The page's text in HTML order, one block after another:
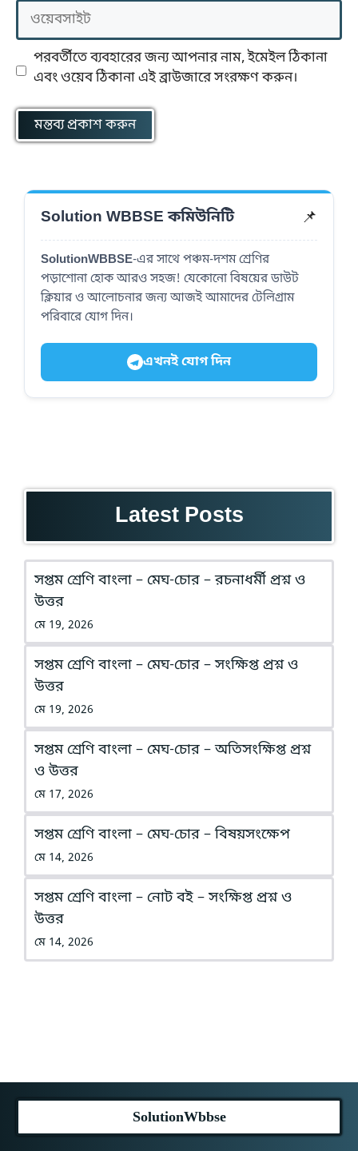
ওয়েবসাইট
পরবর্তীতে ব্যবহারের জন্য আপনার নাম, ইমেইল ঠিকানা
এবং ওয়েব ঠিকানা এই ব্রাউজারে সংরক্ষণ করুন।
Solution WBBSE কমিউনিটি 📌
SolutionWBBSE-এর সাথে পঞ্চম-দশম শ্রেণির
পড়াশোনা হোক আরও সহজ! যেকোনো বিষয়ের ডাউট
ক্লিয়ার ও আলোচনার জন্য আজই আমাদের টেলিগ্রাম
পরিবারে যোগ দিন।
এখনই যোগ দিন
Latest Posts
সপ্তম শ্রেণি বাংলা – মেঘ-চোর – রচনাধর্মী প্রশ্ন ও
উত্তর
মে 19, 2026
সপ্তম শ্রেণি বাংলা – মেঘ-চোর – সংক্ষিপ্ত প্রশ্ন ও
উত্তর
মে 19, 2026
সপ্তম শ্রেণি বাংলা – মেঘ-চোর – অতিসংক্ষিপ্ত প্রশ্ন
ও উত্তর
মে 17, 2026
সপ্তম শ্রেণি বাংলা – মেঘ-চোর – বিষয়সংক্ষেপ
মে 14, 2026
সপ্তম শ্রেণি বাংলা – নোট বই – সংক্ষিপ্ত প্রশ্ন ও
উত্তর
মে 14, 2026
SolutionWbbse